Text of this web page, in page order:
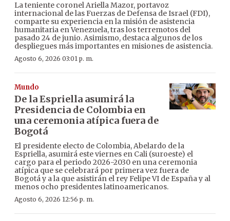
La teniente coronel Ariella Mazor, portavoz
internacional de las Fuerzas de Defensa de Israel (FDI),
comparte su experiencia en la misión de asistencia
humanitaria en Venezuela, tras los terremotos del
pasado 24 de junio. Asimismo, destaca algunos de los
despliegues más importantes en misiones de asistencia.
Agosto 6, 2026 03:01 p. m.
Mundo
De la Espriella asumirá la
Presidencia de Colombia en
una ceremonia atípica fuera de
Bogotá
El presidente electo de Colombia, Abelardo de la
Espriella, asumirá este viernes en Cali (suroeste) el
cargo para el periodo 2026-2030 en una ceremonia
atípica que se celebrará por primera vez fuera de
Bogotá y a la que asistirán el rey Felipe VI de España y al
menos ocho presidentes latinoamericanos.
Agosto 6, 2026 12:56 p. m.